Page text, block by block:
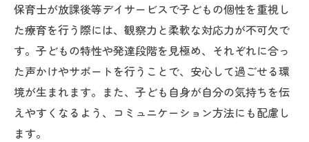
保育士が放課後等デイサービスで子どもの個性を重視し
た療育を行う際には、観察力と柔軟な対応力が不可欠で
す。子どもの特性や発達段階を見極め、それぞれに合っ
た声かけやサポートを行うことで、安心して過ごせる環
境が生まれます。また、子ども自身が自分の気持ちを伝
えやすくなるよう、コミュニケーション方法にも配慮し
ます。